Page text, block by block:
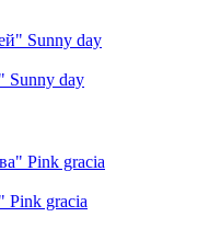
Sunny day
Pink gracia